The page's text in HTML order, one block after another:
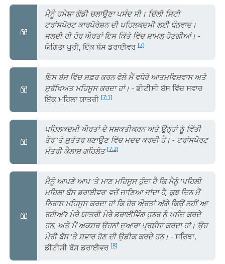
ਮੈਨੂੰ ਹਮੇਸ਼ਾ ਗੱਡੀ ਚਲਾਉਣਾ ਪਸੰਦ ਸੀ। ਦਿੱਲੀ ਸਿਟੀ
ਟਰਾਂਸਪੋਰਟ ਕਾਰਪੋਰੇਸ਼ਨ ਦੀ ਪਹਿਲਕਦਮੀ ਲਈ ਧੰਨਵਾਦ।
ਜਲਦੀ ਹੀ ਹੋਰ ਔਰਤਾਂ ਇਸ ਕਿੱਤੇ ਵਿੱਚ ਸ਼ਾਮਲ ਹੋਣਗੀਆਂ। -
ਯੋਗਿਤਾ ਪੁਰੀ, ਇੱਕ ਬੱਸ ਡਰਾਈਵਰ[7]
ਇਸ ਬੱਸ ਵਿੱਚ ਸਫ਼ਰ ਕਰਨ ਵੇਲੇ ਮੈਂ ਵਧੇਰੇ ਆਤਮਵਿਸ਼ਵਾਸ ਅਤੇ
ਸੁਰੱਖਿਅਤ ਮਹਿਸੂਸ ਕਰਦਾ ਹਾਂ। - ਡੀਟੀਸੀ ਬੱਸ ਵਿੱਚ ਸਵਾਰ
ਇੱਕ ਮਹਿਲਾ ਯਾਤਰੀ[7:1]
ਪਹਿਲਕਦਮੀ ਔਰਤਾਂ ਦੇ ਸਸ਼ਕਤੀਕਰਨ ਅਤੇ ਉਨ੍ਹਾਂ ਨੂੰ ਵਿੱਤੀ
ਤੌਰ 'ਤੇ ਸੁਤੰਤਰ ਬਣਾਉਣ ਵਿੱਚ ਮਦਦ ਕਰਦੀ ਹੈ। - ਟਰਾਂਸਪੋਰਟ
ਮੰਤਰੀ ਕੈਲਾਸ਼ ਗਹਿਲੋਤ [7:2]
ਮੈਨੂੰ ਆਪਣੇ ਆਪ 'ਤੇ ਮਾਣ ਮਹਿਸੂਸ ਹੁੰਦਾ ਹੈ ਕਿ ਮੈਨੂੰ 'ਪਹਿਲੀ
ਮਹਿਲਾ ਬੱਸ ਡਰਾਈਵਰ' ਵਜੋਂ ਜਾਣਿਆ ਜਾਂਦਾ ਹੈ, ਕੁਝ ਦਿਨ ਮੈਂ
ਨਿਰਾਸ਼ ਮਹਿਸੂਸ ਕਰਦਾ ਹਾਂ ਕਿ ਹੋਰ ਔਰਤਾਂ ਅੱਗੇ ਕਿਉਂ ਨਹੀਂ ਆ
ਰਹੀਆਂ? ਮੇਰੇ ਯਾਤਰੀ ਮੇਰੇ ਡਰਾਈਵਿੰਗ ਹੁਨਰ ਨੂੰ ਪਸੰਦ ਕਰਦੇ
ਹਨ, ਅਤੇ ਮੈਂ ਅਕਸਰ ਉਹਨਾਂ ਦੁਆਰਾ ਪ੍ਰਸ਼ੰਸਾ ਕਰਦਾ ਹਾਂ। ਉਹ
ਮੇਰੀ ਬੱਸ 'ਤੇ ਸਵਾਰ ਹੋਣ ਦੀ ਉਡੀਕ ਕਰਦੇ ਹਨ। - ਸਰਿਥਾ,
ਡੀਟੀਸੀ ਬੱਸ ਡਰਾਈਵਰ[8]